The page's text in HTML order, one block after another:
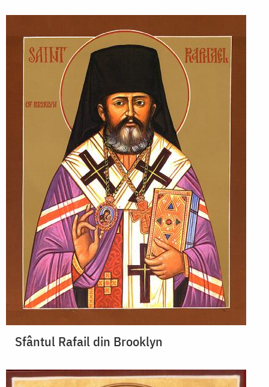
Sfântul Rafail din Brooklyn